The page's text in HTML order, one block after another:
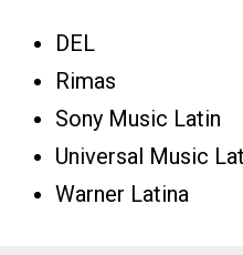
DEL
Rimas
Sony Music Latin
Universal Music
Warner Latina